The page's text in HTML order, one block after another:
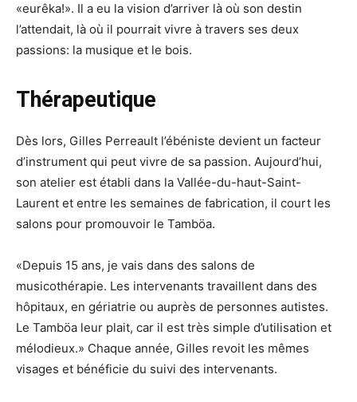
«eurêka!». Il a eu la vision d’arriver là où son destin
l’attendait, là où il pourrait vivre à travers ses deux
passions: la musique et le bois.
Thérapeutique
Dès lors, Gilles Perreault l’ébéniste devient un facteur
d’instrument qui peut vivre de sa passion. Aujourd’hui,
son atelier est établi dans la Vallée-du-haut-Saint-
Laurent et entre les semaines de fabrication, il court les
salons pour promouvoir le Tamböa.
«Depuis 15 ans, je vais dans des salons de
musicothérapie. Les intervenants travaillent dans des
hôpitaux, en gériatrie ou auprès de personnes autistes.
Le Tamböa leur plait, car il est très simple d’utilisation et
mélodieux.» Chaque année, Gilles revoit les mêmes
visages et bénéficie du suivi des intervenants.